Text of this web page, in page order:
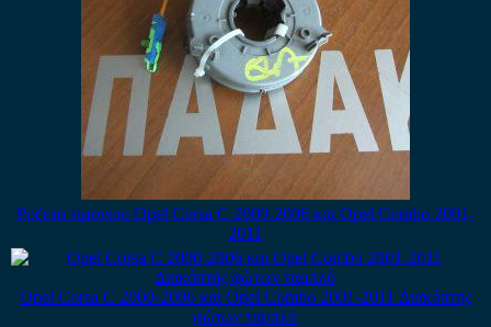
Ροζετα τιμονιου Opel Corsa C 2000-2006 και Opel Combo 2001-
2011
Opel Corsa C 2000-2006 και Opel Combo 2001-2011 Διακόπτης
φώτων ταμπλό